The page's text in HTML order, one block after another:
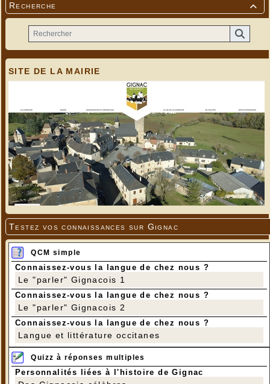

Recherche
SITE DE LA MAIRIE
Testez vos connaissances sur Gignac
QCM simple
Connaissez-vous la langue de chez nous ?
Le "parler" Gignacois 1
Connaissez-vous la langue de chez nous ?
Le "parler" Gignacois 2
Connaissez-vous la langue de chez nous ?
Langue et littérature occitanes
Quizz à réponses multiples
Personnalités liées à l'histoire de Gignac